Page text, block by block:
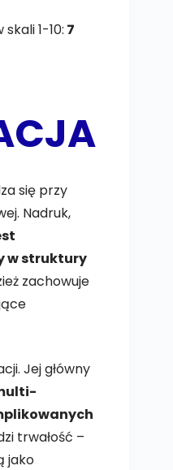
skali 1-10: 7
się przy
Nadruk,
w struktury
zachowuje
Jej główny
trwałość –
jako